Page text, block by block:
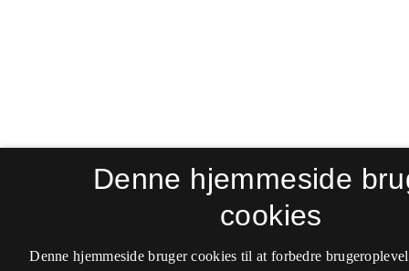
Denne hjemmeside
cookies
Denne hjemmeside bruger cookies til at forbedre